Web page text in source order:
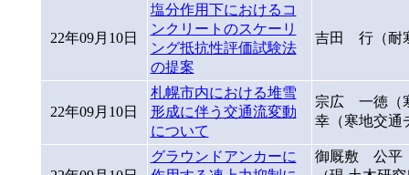
22年09月10日
塩分作用下におけるコ
ンクリートのスケーリ
ング抵抗性評価試験法
の提案
吉田 行（耐
22年09月10日
札幌市内における堆雪
形成に伴う交通流変動
について
宗広 一徳（
幸（寒地交
グラウンドアンカーに
御厩敷 公平